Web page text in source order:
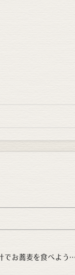
けんちん汁風のつけ汁でお蕎麦